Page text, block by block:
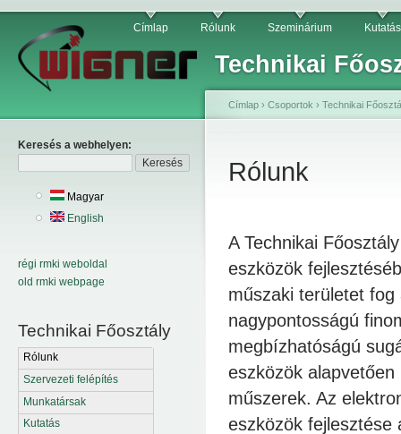
Technikai
Címlap Rólunk Szeminárium Kutatás
Keresés a webhelyen:
Magyar
English
régi rmki weboldal
old rmki webpage
Technikai Főosztály
Rólunk
Szervezeti felépítés
Munkatársak
Kutatás
Címlap › Csoportok › Technikai
Rólunk
A Technikai
eszközök
műszaki területet
nagypontosságú
megbízhatóságú
eszközök
műszerek. Az
eszközök fejlesztése